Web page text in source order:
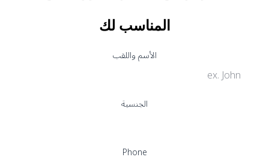
المناسب لك
الأسم واللقب
الجنسية
Phone